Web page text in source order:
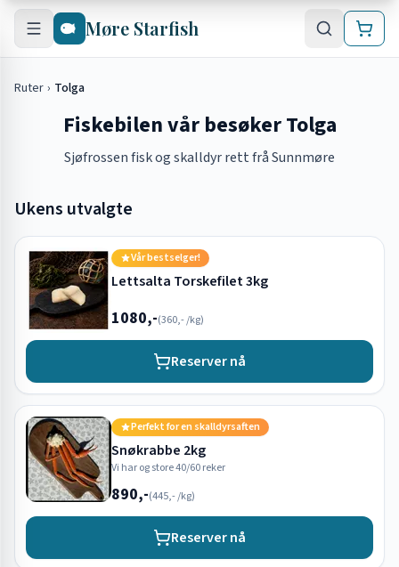
Hopp til hovedinnhold
Møre Starfish
Ruter › Tolga
Fiskebilen vår besøker Tolga
Sjøfrossen fisk og skalldyr rett frå Sunnmøre
Ukens utvalgte
Vår bestselger!
Lettsalta Torskefilet 3kg
1080,-(360,-/kg)
Reserver nå
Perfekt for en skalldyrsaften
Snøkrabbe 2kg
Vi har og store 40/60 reker
890,-(445,-/kg)
Reserver nå